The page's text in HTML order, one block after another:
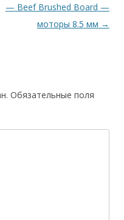
— Beef Brushed Board —
моторы 8.5 мм →
Обязательные поля